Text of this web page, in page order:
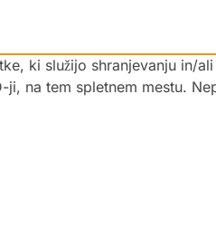
ki služijo shranjevanju
na tem spletnem mestu.